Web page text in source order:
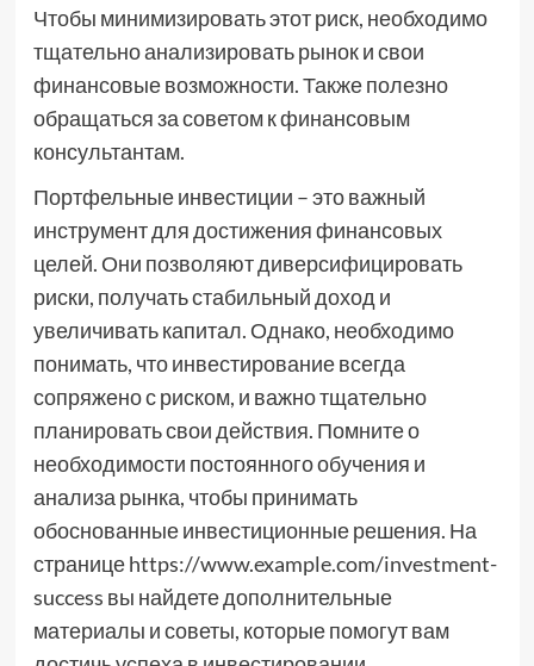
Чтобы минимизировать этот риск, необходимо
тщательно анализировать рынок и свои
финансовые возможности. Также полезно
обращаться за советом к финансовым
консультантам.
Портфельные инвестиции – это важный
инструмент для достижения финансовых
целей. Они позволяют диверсифицировать
риски, получать стабильный доход и
увеличивать капитал. Однако, необходимо
понимать, что инвестирование всегда
сопряжено с риском, и важно тщательно
планировать свои действия. Помните о
необходимости постоянного обучения и
анализа рынка, чтобы принимать
обоснованные инвестиционные решения. На
странице https://www.example.com/investment-
success вы найдете дополнительные
материалы и советы, которые помогут вам